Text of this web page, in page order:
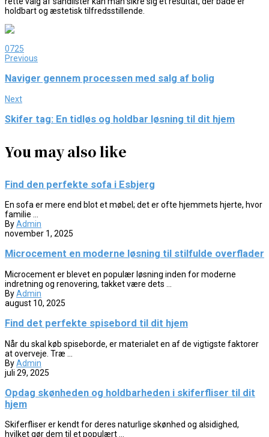
holdbart og æstetisk tilfredsstillende.
0725
Previous
Naviger gennem processen med salg af bolig
Next
Skifer tag: En tidløs og holdbar løsning til dit hjem
You may also like
Find den perfekte sofa i Esbjerg
En sofa er mere end blot et møbel; det er ofte hjemmets hjerte, hvor
familie ...
ByAdmin
november 1, 2025
Microcement en moderne løsning til stilfulde overflader
Microcement er blevet en populær løsning inden for moderne
indretning og renovering, takket være dets ...
ByAdmin
august 10, 2025
Find det perfekte spisebord til dit hjem
Når du skal køb spiseborde, er materialet en af de vigtigste faktorer
at overveje. Træ ...
ByAdmin
juli 29, 2025
Opdag skønheden og holdbarheden i skiferfliser til dit
hjem
Skiferfliser er kendt for deres naturlige skønhed og alsidighed,
hvilket gør dem til et populært ...